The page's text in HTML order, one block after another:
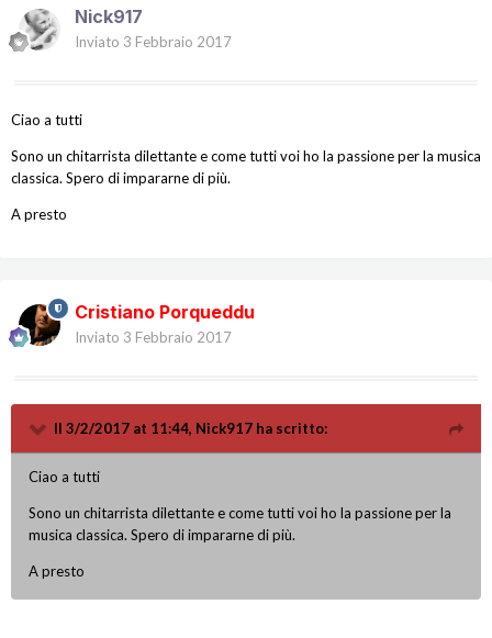
Nick917
Inviato 3 Febbraio 2017
Ciao a tutti
Sono un chitarrista dilettante e come tutti voi ho la passione per la musica
classica. Spero di impararne di più.
A presto
Cristiano Porqueddu
Inviato 3 Febbraio 2017
Il 3/2/2017 at 11:44, Nick917 ha scritto:
Ciao a tutti
Sono un chitarrista dilettante e come tutti voi ho la passione per la
musica classica. Spero di impararne di più.
A presto